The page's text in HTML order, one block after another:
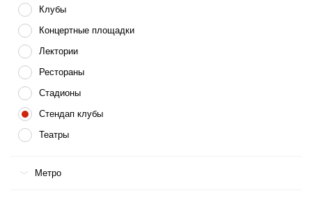
Клубы
Концертные площадки
Лектории
Рестораны
Стадионы
Стендап клубы
Театры
Метро